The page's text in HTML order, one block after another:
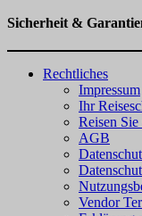
Sicherheit &
Rechtliches
Impressum
Ihr
Reisen
AGB
Vendor